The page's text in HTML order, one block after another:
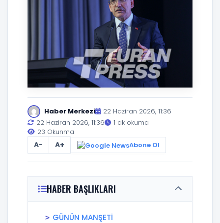
Haber Merkezi
22 Haziran 2026, 11:36
22 Haziran 2026, 11:36
1 dk okuma
23 Okunma
A- A+ Abone Ol
HABER BAŞLIKLARI
GÜNÜN MANŞETİ